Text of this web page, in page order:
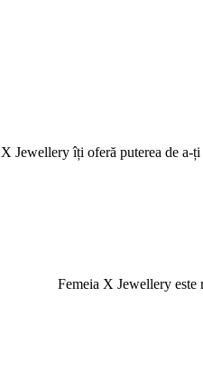
X Jewellery îți oferă puterea de a-
Femeia X Jewellery este